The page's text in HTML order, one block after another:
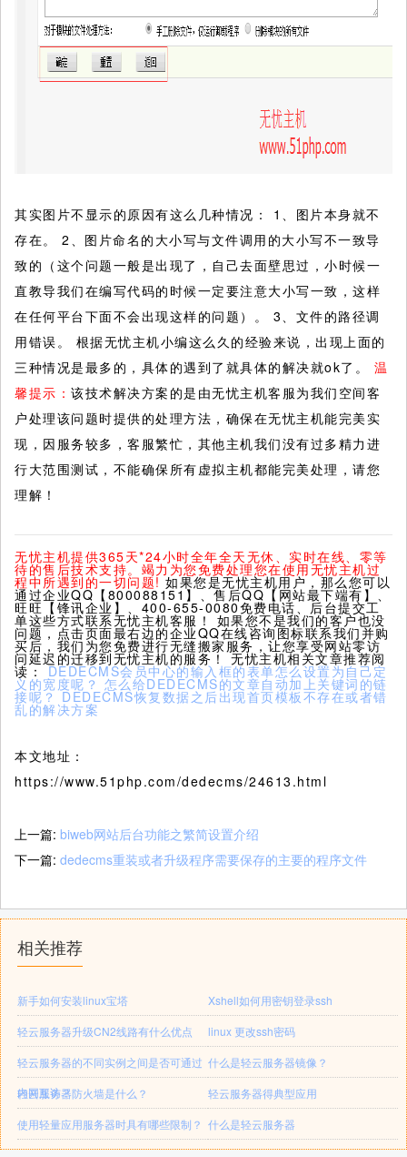
其实图片不显示的原因有这么几种情况： 1、图片本身就不
存在。 2、图片命名的大小写与文件调用的大小写不一致导
致的（这个问题一般是出现了，自己去面壁思过，小时候一
直教导我们在编写代码的时候一定要注意大小写一致，这样
在任何平台下面不会出现这样的问题）。 3、文件的路径调
用错误。 根据无忧主机小编这么久的经验来说，出现上面的
三种情况是最多的，具体的遇到了就具体的解决就ok了。 温
馨提示： 该技术解决方案的是由无忧主机客服为我们空间客
户处理该问题时提供的处理方法，确保在无忧主机能完美实
现，因服务较多，客服繁忙，其他主机我们没有过多精力进
行大范围测试，不能确保所有虚拟主机都能完美处理，请您
理解！
无忧主机提供365天*24小时全年全天无休、实时在线、零等
待的售后技术支持。竭力为您免费处理您在使用无忧主机过
程中所遇到的一切问题!如果您是无忧主机用户，那么您可以
通过企业QQ【800088151】、售后QQ【网站最下端有】、
旺旺【锋讯企业】、400-655-0080免费电话、后台提交工
单这些方式联系无忧主机客服！ 如果您不是我们的客户也没
问题，点击页面最右边的企业QQ在线咨询图标联系我们并购
买后，我们为您免费进行无缝搬家服务，让您享受网站零访
问延迟的迁移到无忧主机的服务！ 无忧主机相关文章推荐阅
读：DEDECMS会员中心的输入框的表单怎么设置为自己定
义的宽度呢？ 怎么给DEDECMS的文章自动加上关键词的链
接呢？ DEDECMS恢复数据之后出现首页模板不存在或者错
乱的解决方案
本文地址：
https://www.51php.com/dedecms/24613.html
上一篇: biweb网站后台功能之繁简设置介绍
下一篇: dedecms重装或者升级程序需要保存的主要的程序文件
相关推荐
新手如何安装linux宝塔
Xshell如何用密钥登录ssh
轻云服务器升级CN2线路有什么优点
linux 更改ssh密码
轻云服务器的不同实例之间是否可通过
内网互访？
什么是轻云服务器镜像？
轻云服务器防火墙是什么？
轻云服务器得典型应用
使用轻量应用服务器时具有哪些限制？ 什么是轻云服务器